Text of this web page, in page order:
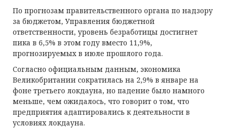
По прогнозам правительственного органа по надзору
за бюджетом, Управления бюджетной
ответственности, уровень безработицы достигнет
пика в 6,5% в этом году вместо 11,9%,
прогнозируемых в июле прошлого года.
Согласно официальным данным, экономика
Великобритании сократилась на 2,9% в январе на
фоне третьего локдауна, но падение было намного
меньше, чем ожидалось, что говорит о том, что
предприятия адаптировались к деятельности в
условиях локдауна.